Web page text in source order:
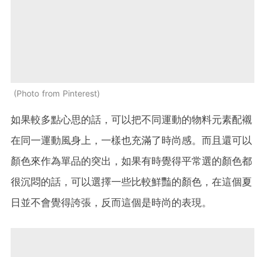
Photo from Pinterest
如果較多點心思的話，可以把不同運動的物料元素配襯
在同一運動風身上，一樣也充滿了時尚感。而且還可以
顏色來作為單品的突出，如果有時覺得平常選的顏色都
很沉悶的話，可以選擇一些比較鮮豔的顏色，在這個夏
日並不會覺得誇張，反而這個是時尚的表現。